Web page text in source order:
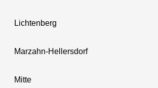
Lichtenberg
Marzahn-Hellersdorf
Mitte